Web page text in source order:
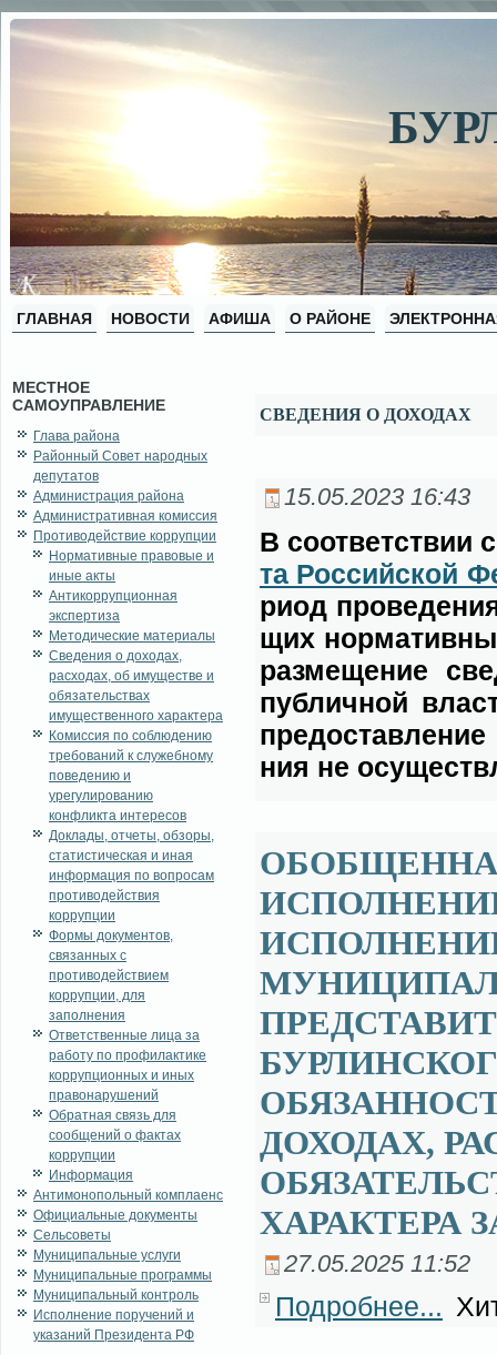
ГЛАВНАЯ НОВОСТИ АФИША О РАЙОНЕ
МЕСТНОЕ
САМОУПРАВЛЕНИЕ
Глава района
Районный Совет народных
депутатов
Администрация района
Административная комиссия
Противодействие коррупции
Нормативные правовые и
иные акты
Антикоррупционная
экспертиза
Методические материалы
Сведения о доходах,
расходах, об имуществе и
обязательствах
имущественного характера
Комиссия по соблюдению
требований к служебному
поведению и
урегулированию
конфликта интересов
Доклады, отчеты, обзоры,
статистическая и иная
информация по вопросам
противодействия
коррупции
Формы документов,
связанных с
противодействием
коррупции, для
заполнения
Ответственные лица за
работу по профилактике
коррупционных и иных
правонарушений
Обратная связь для
сообщений о фактах
коррупции
Информация
Антимонопольный комплаенс
Официальные документы
Сельсоветы
Муниципальные услуги
Муниципальные программы
Муниципальный контроль
Исполнение поручений и
указаний Президента РФ
СВЕДЕНИЯ О ДОХОДАХ
15.05.2023 16:43
В со­от­вет­ствии
та Рос­сий­ской
ри­од
щих
раз­ме­ще­ние
пуб­лич­ной
ния не
ДОХОДАХ,
ХАРАКТЕРА
27.05.2025 11:52
Подробнее...